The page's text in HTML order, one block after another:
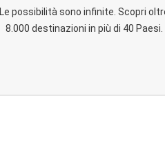
Le possibilità sono infinite. Scopri
8.000 destinazioni in più di 40 Paesi.